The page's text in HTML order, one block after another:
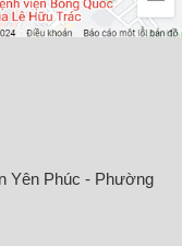
Yên Phúc - Phường